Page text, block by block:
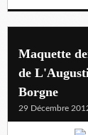
Maquette
de
Borgne
29 Décembre